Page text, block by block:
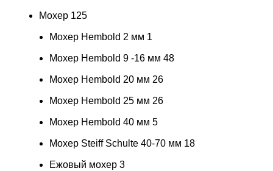
Мохер 125
Мохер Hembold 2 мм 1
Мохер Hembold 9 -16 мм 48
Мохер Hembold 20 мм 26
Мохер Hembold 25 мм 26
Мохер Hembold 40 мм 5
Мохер Steiff Schulte 40-70 мм 18
Ежовый мохер 3